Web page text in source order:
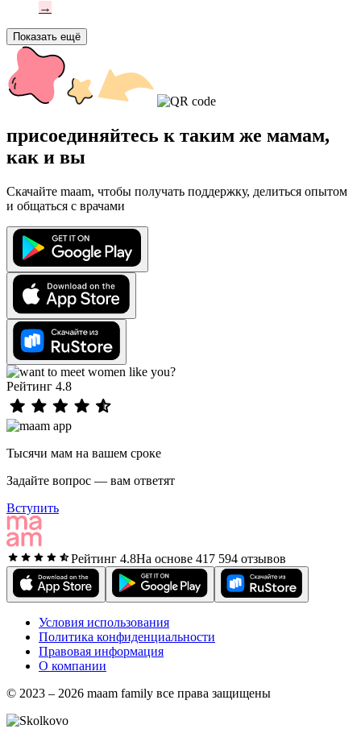
→
Показать ещё
присоединяйтесь к таким же мамам,
как и вы
Скачайте maam, чтобы получать поддержку, делиться опытом
и общаться с врачами
Рейтинг 4.8
Тысячи мам на вашем сроке
Задайте вопрос — вам ответят
Вступить
Рейтинг 4.8На основе 417 594 отзывов
Условия использования
Политика конфиденциальности
Правовая информация
О компании
© 2023 – 2026 maam family все права защищены